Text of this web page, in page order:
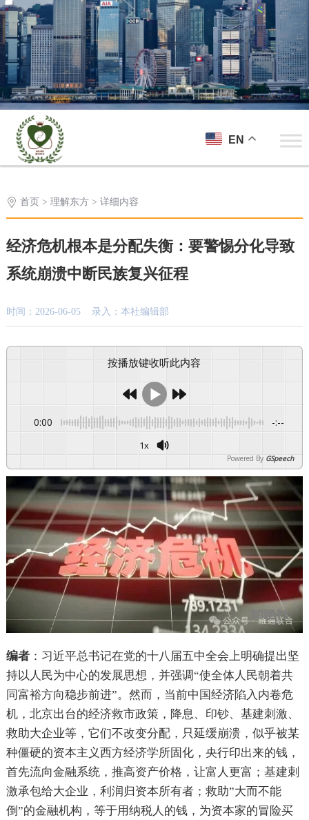
EN
首页 > 理解东方> 详细内容
经济危机根本是分配失衡：要警惕分化导致
系统崩溃中断民族复兴征程
时间：2026-06-05 录入：本社编辑部
按播放键收听此内容
0:00 -:--
1x
Powered By GSpeech
编者：习近平总书记在党的十八届五中全会上明确提出坚
持以人民为中心的发展思想，并强调“使全体人民朝着共
同富裕方向稳步前进”。然而，当前中国经济陷入内卷危
机，北京出台的经济救市政策，降息、印钞、基建刺激、
救助大企业等，它们不改变分配，只延缓崩溃，似乎被某
种僵硬的资本主义西方经济学所固化，央行印出来的钱，
首先流向金融系统，推高资产价格，让富人更富；基建刺
激承包给大企业，利润归资本所有者；救助”大而不能
倒”的金融机构，等于用纳税人的钱，为资本家的冒险买